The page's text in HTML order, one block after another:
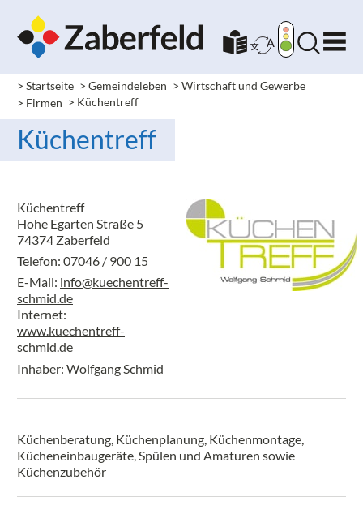
> Startseite > Gemeindeleben > Wirtschaft und Gewerbe
> Firmen > Küchentreff
Küchentreff
Küchentreff
Hohe Egarten Straße 5
74374 Zaberfeld
Telefon: 07046 / 900 15
E-Mail: info@kuechentreff-
schmid.de
Internet:
www.kuechentreff-
schmid.de
Inhaber: Wolfgang Schmid
Küchenberatung, Küchenplanung, Küchenmontage,
Kücheneinbaugeräte, Spülen und Amaturen sowie
Küchenzubehör